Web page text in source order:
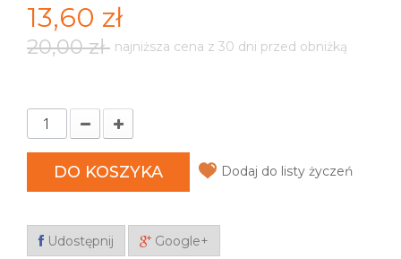
13,60 zł
20,00 zł najniższa cena z 30 dni przed obniżką
DO KOSZYKA Dodaj do listy życzeń
Udostępnij Google+